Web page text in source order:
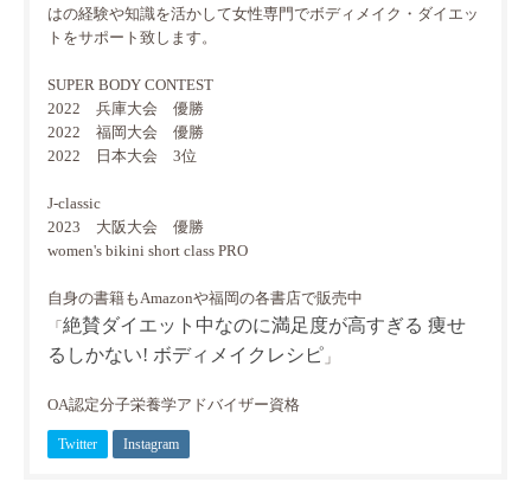
はの経験や知識を活かして女性専門でボディメイク・ダイエッ
トをサポート致します。
SUPER BODY CONTEST
2022 兵庫大会 優勝
2022 福岡大会 優勝
2022 日本大会 3位
J-classic
2023 大阪大会 優勝
women's bikini short class PRO
自身の書籍もAmazonや福岡の各書店で販売中
「絶賛ダイエット中なのに満足度が高すぎる 痩せ
るしかない! ボディメイクレシピ 」
OA認定分子栄養学アドバイザー資格
Twitter Instagram